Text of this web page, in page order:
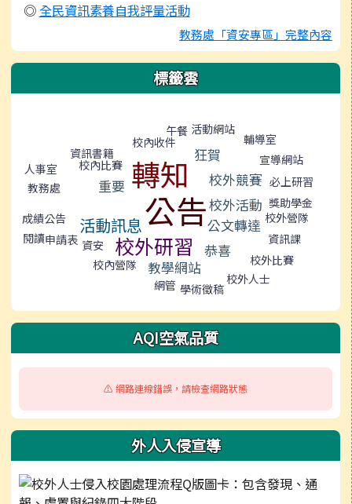
◎全民資訊素養自我評量活動
教務處「資安專區」完整內容
標籤雲
資訊書籍
校內收件
午餐 活動網站
輔導室
校內比賽 轉知 狂賀
人事室
宣導網站
教務處
重要 校外競賽
公告
必上研習
校外活動 獎助學金
成績公告
活動訊息 公文轉達 校外營隊
閱讀申請表 資安 校外研習 恭喜
資訊課
校內營隊
教學網站
校外比賽
網管 學術徵稿
校外人士
AQI空氣品質
⚠️ 網路連線錯誤，請檢查網路狀態
外人入侵宣導